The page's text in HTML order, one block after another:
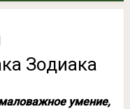
Зодиака
умение,